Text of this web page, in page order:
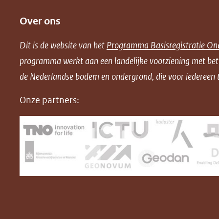
n
o
p
c
e
n
o
p
n
n
o
p
in
nieuw
venster)
(verwijst
l
o
a
D
F
Over ons
Dit is de website van het Programma Basisregistratie
programma werkt aan een landelijke voorziening met
de Nederlandse bodem en ondergrond, die voor
Onze partners: